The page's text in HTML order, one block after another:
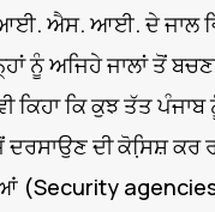
ਆਈ. ਐਸ. ਆਈ. ਦੇ ਜਾਲ
ਨੂੰ ਅਜਿਹੇ ਜਾਲਾਂ ਤੋਂ
ਕਿਹਾ ਕਿ ਕੁਝ ਤੱਤ
ਦਰਸਾਉਣ ਦੀ ਕੋਸਿ਼ਸ਼ ਕਰ
(Security